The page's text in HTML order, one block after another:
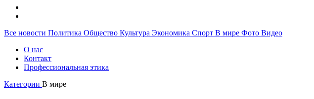
Все новости Политика Общество Культура Экономика Спорт В мире Фото Видео
О нас
Контакт
Профессиональная этика
Категории В мире